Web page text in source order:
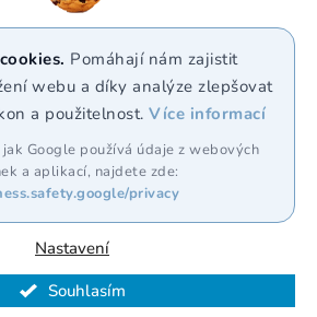
Pomáhají nám zajistit
webu a díky analýze zlepšovat
a použitelnost.Více informací
Google používá údaje z webových
a aplikací, najdete zde:
privacy
Nastavení
Souhlasím
Premium